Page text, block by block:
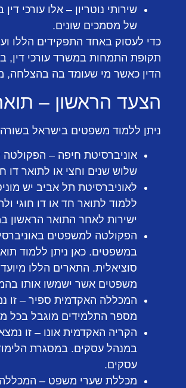
שירותי נוטריון – אלו עורכי
של מסמכים שונים.
כדי לעסוק באחד התפקידים הללו
תקופת התמחות במשרד עורכי דין,
הדין כאשר מי שעומד בה בהצלחה,
הצעד הראשון –
ניתן ללמוד משפטים בישראל
אוניברסיטת חיפה –
שלוש שנים וחצי או לתואר דו
לאוניברסיטת תל אביב יש
ללמוד לתואר חד או דו חוגי
ישירות לאחר התואר הראשון
הפקולטה למשפטים
במשפטים. כאן ניתן ללמוד
סוציאלית. התארים הללו
משפטים אשר ישמשו אותו
המכללה האקדמית ספיר – זו
מספר התלמידים מוגבל בכל מחזור ל80. התוכנית מנוהלת על ידי שלושה פרופסורים
הקריה האקדמית אונו – זו
במנהל עסקים. במסגרת
עסקים.
מכללת שערי משפט – המכללה